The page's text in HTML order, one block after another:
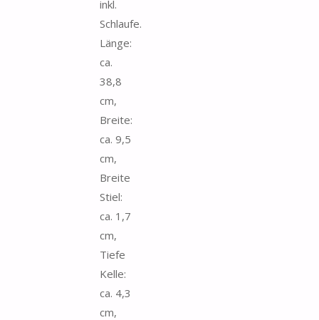
inkl.
Schlaufe.
Länge:
ca.
38,8
cm,
Breite:
ca. 9,5
cm,
Breite
Stiel:
ca. 1,7
cm,
Tiefe
Kelle:
ca. 4,3
cm,